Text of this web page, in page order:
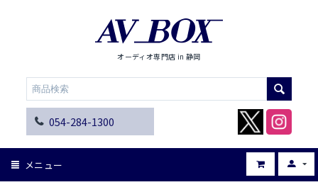
オーディオ専門店 in 静岡
054-284-1300
メニュー